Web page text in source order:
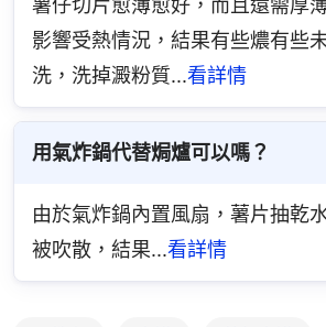
薯仔切片愈薄愈好，而且還需厚
影響受熱情況，結果有些燶有些
洗，洗掉澱粉質...看詳情
用氣炸鍋代替焗爐可以嗎？
由於氣炸鍋內置風扇，薯片抽乾
被吹散，結果...看詳情